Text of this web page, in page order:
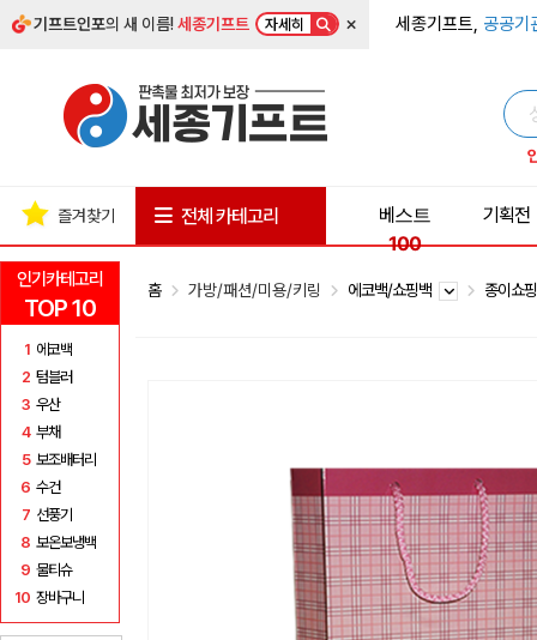
기프트인포의 새 이름!세종기프트 자세히 × 세종기프트, 공공기
인기카테고리
TOP 10
1 에코백
2 텀블러
3 우산
4 부채
5 보조배터리
6 수건
7 선풍기
8 보온보냉백
9 물티슈
10 장바구니
즐겨찾기 전체 카테고리
베스트
100
기획전
홈 가방/패션/미용/키링 에코백/쇼핑백 종이쇼